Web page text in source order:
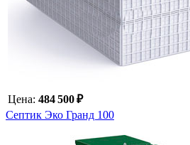
Цена: 484 500 ₽
Септик Эко Гранд 100